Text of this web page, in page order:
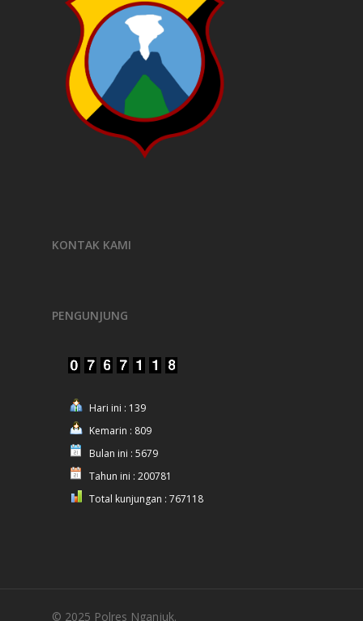
KONTAK KAMI
PENGUNJUNG
Hari ini : 139
Kemarin : 809
Bulan ini : 5679
Tahun ini : 200781
Total kunjungan : 767118
© 2025 Polres Nganjuk.